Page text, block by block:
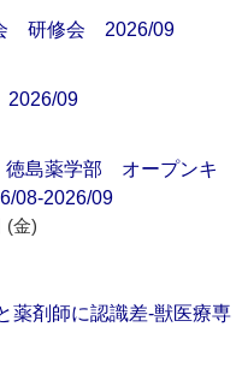
会 研修会 2026/09
09
島薬学部 オープンキ
08-2026/09
(金)
薬剤師に認識差‐獣医療専